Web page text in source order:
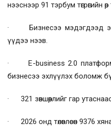
нээснээр 91 тэрбум төгрөгийн
· Бизнесээ мэдэгдээд
үүдээ нээв.
· E-business 2.0 платформ
бизнесээ эхлүүлэх боломж
· 321 зөвшөөрлийг гар
· 2026 онд төлөвлөсөн 9376